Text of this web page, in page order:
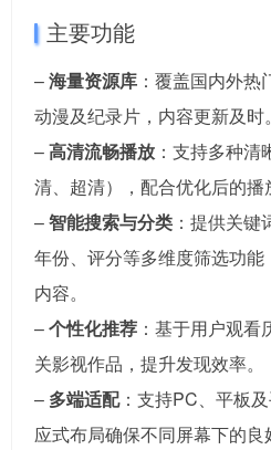
主要功能
–海量资源库 ：覆盖国内外热
动漫及纪录片，内容更新及时。
–高清流畅播放 ：支持多种
清、超清），配合优化后的播
–智能搜索与分类 ：提供关键
年份、评分等多维度筛选功
内容。
–个性化推荐 ：基于用户观
关影视作品，提升发现效率。
– 多端适配：支持PC、平板
应式布局确保不同屏幕下的良